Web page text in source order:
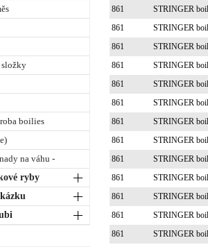
boilies
na váhu -
ryby
861
STRINGER
861
STRINGER
861
STRINGER
861
STRINGER
861
STRINGER
861
STRINGER
861
STRINGER
861
STRINGER
861
STRINGER
861
STRINGER
861
STRINGER
861
STRINGER
861
STRINGER